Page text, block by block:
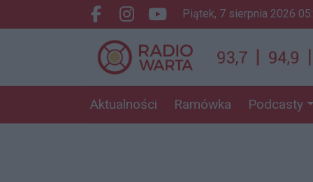
Facebook.com
Instagram.com
Youtube.com
piątek, 7 sierpnia 2026
Aktualności Ramówka Podcasty